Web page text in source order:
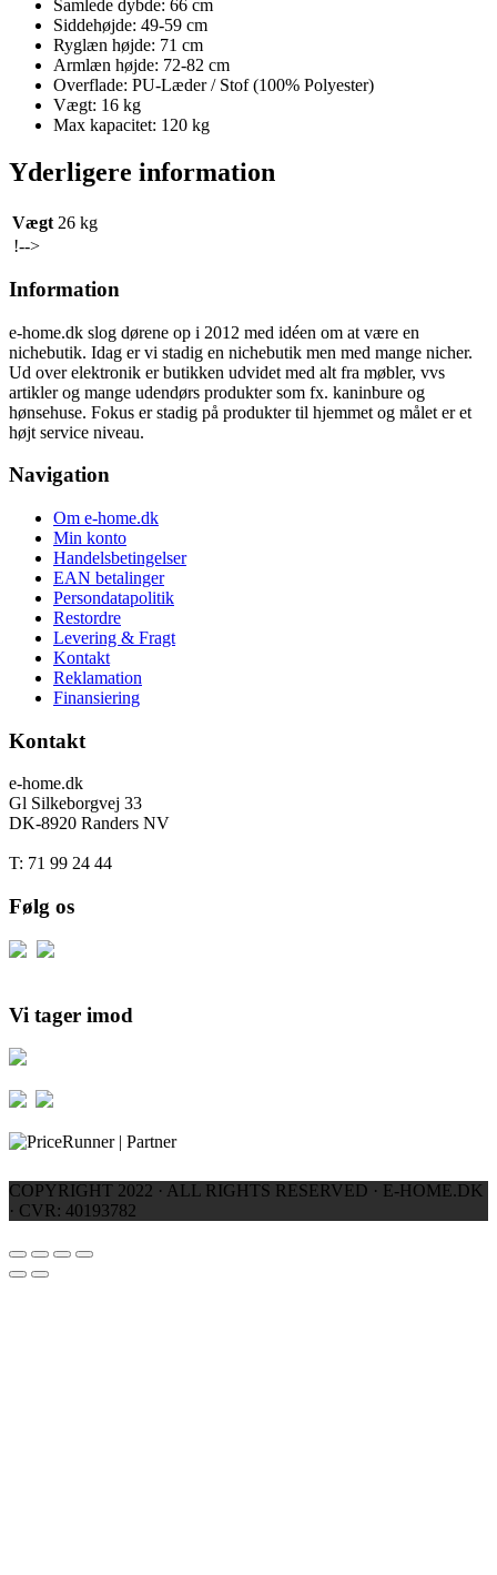
Samlede dybde: 66 cm
Siddehøjde: 49-59 cm
Ryglæn højde: 71 cm
Armlæn højde: 72-82 cm
Overflade: PU-Læder / Stof (100% Polyester)
Vægt: 16 kg
Max kapacitet: 120 kg
Yderligere information
Vægt 26 kg
!-->
Information
e-home.dk slog dørene op i 2012 med idéen om at være en
nichebutik. Idag er vi stadig en nichebutik men med mange nicher.
Ud over elektronik er butikken udvidet med alt fra møbler, vvs
artikler og mange udendørs produkter som fx. kaninbure og
hønsehuse. Fokus er stadig på produkter til hjemmet og målet er et
højt service niveau.
Navigation
Om e-home.dk
Min konto
Handelsbetingelser
EAN betalinger
Persondatapolitik
Restordre
Levering & Fragt
Kontakt
Reklamation
Finansiering
Kontakt
e-home.dk
Gl Silkeborgvej 33
DK-8920 Randers NV
T: 71 99 24 44
Følg os
Vi tager imod
COPYRIGHT 2022 · ALL RIGHTS RESERVED · E-HOME.DK
· CVR: 40193782